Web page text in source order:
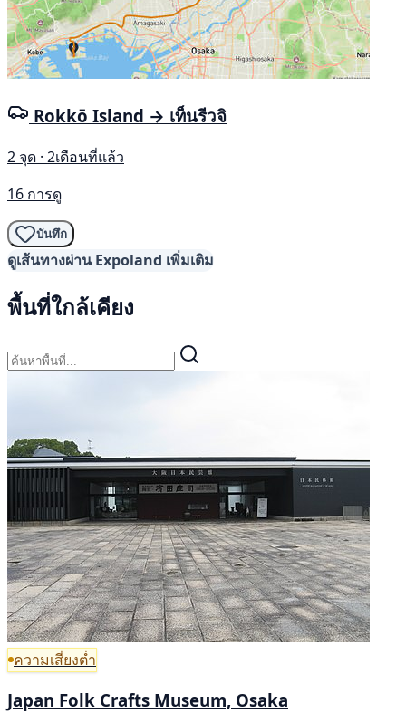
Rokkō Island → เท็นรีวจิ
2 จุด · 2เดือนที่แล้ว
16 การดู
บันทึก
ดูเส้นทางผ่าน Expoland เพิ่มเติม
พื้นที่ใกล้เคียง
ความเสี่ยงต่ำ
Japan Folk Crafts Museum, Osaka